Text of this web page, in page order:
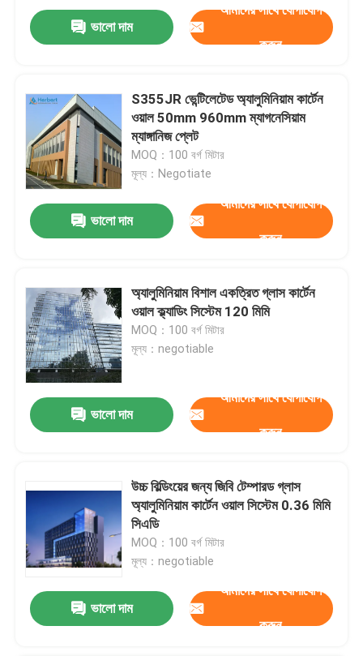
বাড়ি
ভালো দাম
আমাদের সাথে যোগাযোগ
করুন
S355JR ভেন্টিলেটেড অ্যালুমিনিয়াম কার্টেন
ওয়াল 50mm 960mm ম্যাগনেসিয়াম
ম্যাঙ্গানিজ প্লেট
MOQ：100 বর্গ মিটার
মূল্য：Negotiate
ভালো দাম
আমাদের সাথে যোগাযোগ
করুন
অ্যালুমিনিয়াম বিশাল একত্রিত গ্লাস কার্টেন
ওয়াল ক্ল্যাডিং সিস্টেম 120 মিমি
MOQ：100 বর্গ মিটার
মূল্য：negotiable
ভালো দাম
আমাদের সাথে যোগাযোগ
করুন
উচ্চ বিল্ডিংয়ের জন্য জিবি টেম্পারড গ্লাস
অ্যালুমিনিয়াম কার্টেন ওয়াল সিস্টেম 0.36 মিমি
সিএডি
MOQ：100 বর্গ মিটার
মূল্য：negotiable
ভালো দাম
আমাদের সাথে যোগাযোগ
করুন